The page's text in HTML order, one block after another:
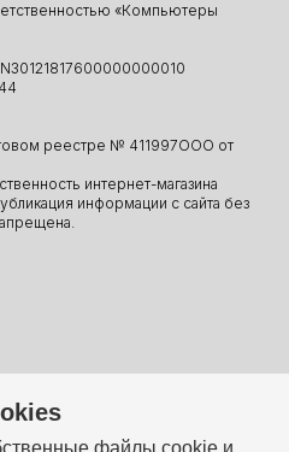
файлы cookie и
«Компьютеры
реестре № 411997ООО от
интернет-магазина
информации с сайта без